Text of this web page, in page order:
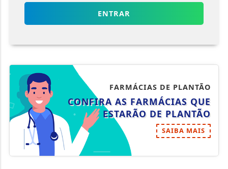
ENTRAR
FARMÁCIAS DE PLANTÃO
CONFIRA AS FARMÁCIAS QUE
ESTARÃO DE PLANTÃO
SAIBA MAIS